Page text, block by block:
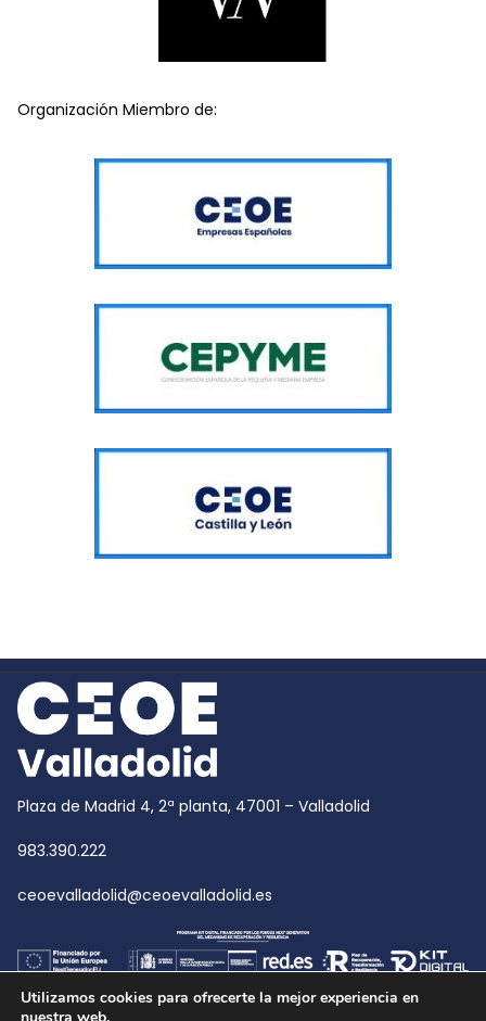
Organización Miembro de:
Plaza de Madrid 4, 2ª planta, 47001 – Valladolid
983.390.222
ceoevalladolid@ceoevalladolid.es
Utilizamos cookies para ofrecerte la mejor experiencia en